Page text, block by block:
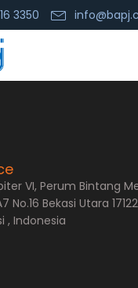
3350
VI, Perum Bintang
No.16 Bekasi Utara
, Indonesia